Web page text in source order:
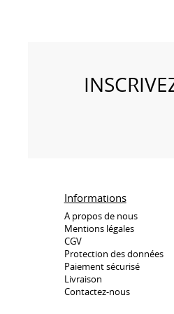
Informations
A propos de nous
Mentions légales
CGV
Protection des données
Paiement sécurisé
Livraison
Contactez-nous